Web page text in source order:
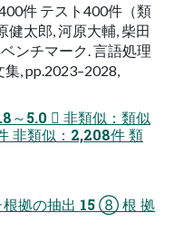
件 テスト400件（類
健太郎, 河原大輔, 柴田
ンチマーク. 言語処理
, pp.2023–2028,
～5.0  非類似：類似
非類似：2,208件 類
根拠の抽出 15 ⑧ 根 拠